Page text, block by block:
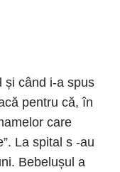
și când i-a spus
pentru că, în
care
La spital s -au
Bebelușul a